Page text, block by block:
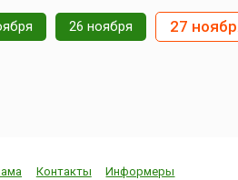
есть у многих
и свои
26 ноября 27
Контакты
Информеры